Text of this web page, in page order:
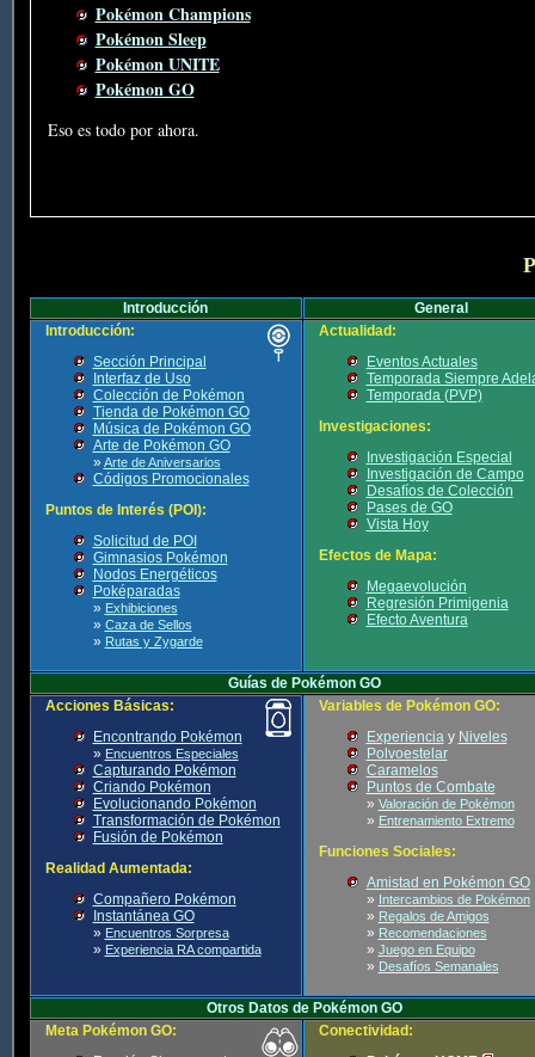
Pokémon Champions
Pokémon Sleep
Pokémon UNITE
Pokémon GO
Eso es todo por ahora.
Introducción
General
Introducción:
Sección Principal
Interfaz de Uso
Colección de Pokémon
Tienda de Pokémon GO
Música de Pokémon GO
Arte de Pokémon GO
» Arte de Aniversarios
Códigos Promocionales
Puntos de Interés (POI):
Solicitud de POI
Gimnasios Pokémon
Nodos Energéticos
Poképaradas
» Exhibiciones
» Caza de Sellos
» Rutas y Zygarde
Actualidad:
Eventos Actuales
Temporada Siempre
Temporada (PVP)
Investigaciones:
Investigación Especial
Investigación de Campo
Desafíos de Colección
Pases de GO
Vista Hoy
Efectos de Mapa:
Megaevolución
Regresión Primigenia
Efecto Aventura
Guías de Pokémon GO
Acciones Básicas:
Encontrando Pokémon
» Encuentros Especiales
Capturando Pokémon
Criando Pokémon
Evolucionando Pokémon
Transformación de Pokémon
Fusión de Pokémon
Realidad Aumentada:
Compañero Pokémon
Instantánea GO
» Encuentros Sorpresa
» Experiencia RA compartida
Variables de Pokémon GO:
Experienciay Niveles
Polvoestelar
Caramelos
Puntos de Combate
» Valoración de Pokémon
» Entrenamiento Extremo
Funciones Sociales:
Amistad en Pokémon GO
» Intercambios de Pokémon
» Regalos de Amigos
» Recomendaciones
» Juego en Equipo
» Desafíos Semanales
Otros Datos de Pokémon GO
Meta Pokémon GO:
Conectividad: